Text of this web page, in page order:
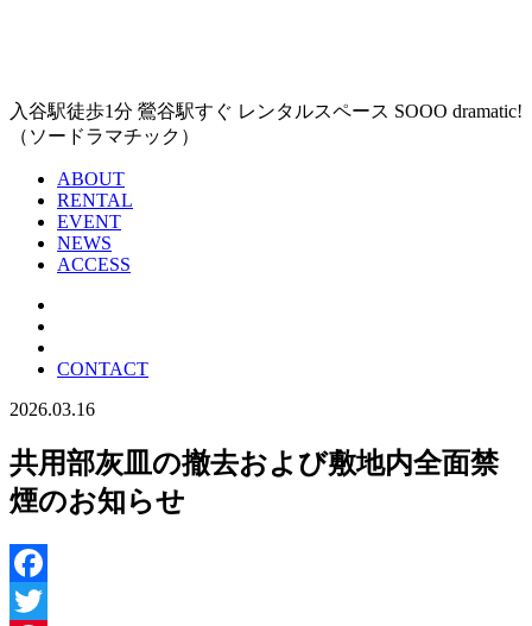
入谷駅徒歩1分 鶯谷駅すぐ レンタルスペース SOOO dramatic!
（ソードラマチック）
ABOUT
RENTAL
EVENT
NEWS
ACCESS
CONTACT
2026.03.16
共用部灰皿の撤去および敷地内全面禁
煙のお知らせ
Facebook